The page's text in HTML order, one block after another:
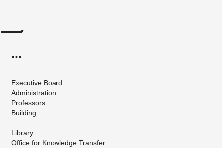
...
Executive Board
Administration
Professors
Building
Library
Office for Knowledge Transfer